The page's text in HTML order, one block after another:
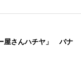
屋さんハチヤ」 バナ